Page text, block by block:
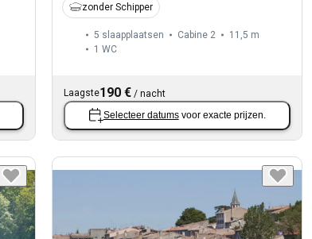
zonder Schipper
5 slaapplaatsen Cabine 2
11,5 m
1 WC
Laagste190 € /nacht
Selecteer datums voor exacte prijzen.